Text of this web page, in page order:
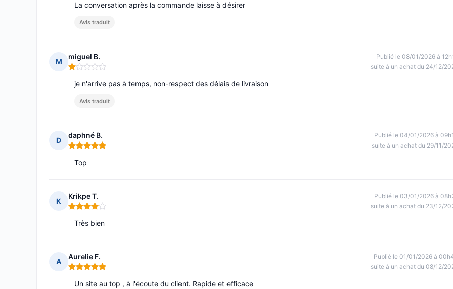
La conversation après la commande laisse à désirer
Avis traduit
M
miguel B.
Note : 1 sur 5
Publié le 08/01/2026 à
suite à un achat du 24/12/
je n'arrive pas à temps, non-respect des délais de livraison
Avis traduit
D
daphné B.
Note : 5 sur 5
Publié le 04/01/2026 à
suite à un achat du 29/11/
Top
K
Krikpe T.
Note : 4 sur 5
Publié le 03/01/2026 à
suite à un achat du 23/12/
Très bien
A
Aurelie F.
Note : 5 sur 5
Publié le 01/01/2026 à
suite à un achat du 08/12/
Un site au top , à l'écoute du client. Rapide et efficace